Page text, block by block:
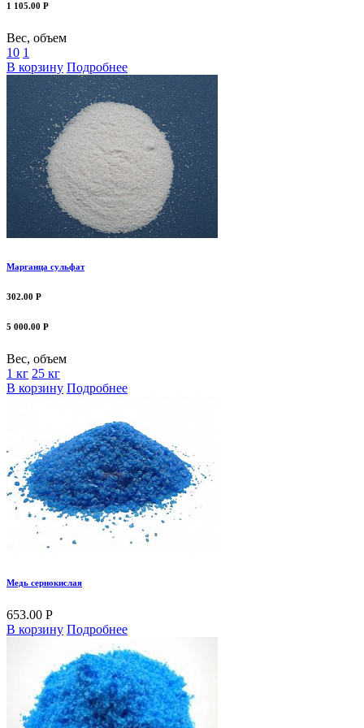
1 105.00 Р
Вес, объем
10 1
В корзину Подробнее
Марганца сульфат
302.00 Р
5 000.00 Р
Вес, объем
1 кг 25 кг
В корзину Подробнее
Медь сернокислая
653.00 Р
В корзину Подробнее